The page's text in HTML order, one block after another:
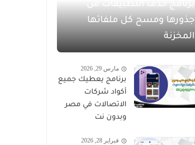
برنامج حذف التطبيقات من
جذورها ومسح كل ملفاتها
المخزنة
مارس 29, 2026
برنامج يعطيك جميع
أكواد شركات
الاتصالات في مصر
وبدون نت
فبراير 28, 2026